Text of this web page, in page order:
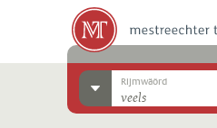
Rijmwäörd